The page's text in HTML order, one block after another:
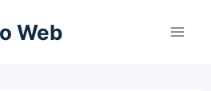
Web